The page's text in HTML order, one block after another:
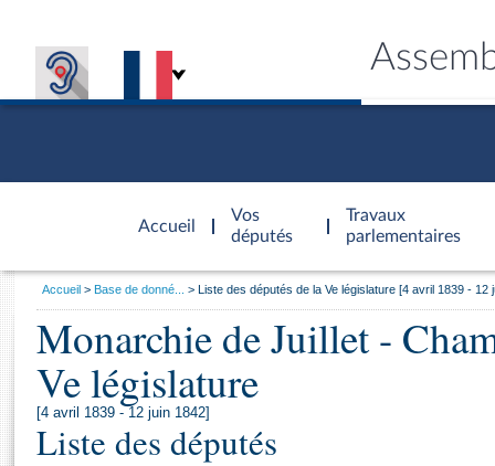
Accueil
d'accueil
Vos
députés
Travaux
parlementaires
Général
Vous
:
Accueil Base de donné... Liste des députés de la Ve législature [4 avril 1839 -
Monarchie de Juillet -
Ve législature
[4 avril 1839 - 12 juin 1842]
Liste des députés